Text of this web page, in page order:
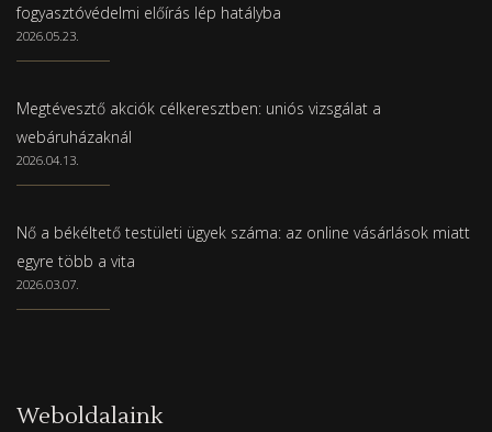
fogyasztóvédelmi előírás lép hatályba
2026.05.23.
Megtévesztő akciók célkeresztben: uniós vizsgálat a
webáruházaknál
2026.04.13.
Nő a békéltető testületi ügyek száma: az online vásárlások miatt
egyre több a vita
2026.03.07.
Weboldalaink